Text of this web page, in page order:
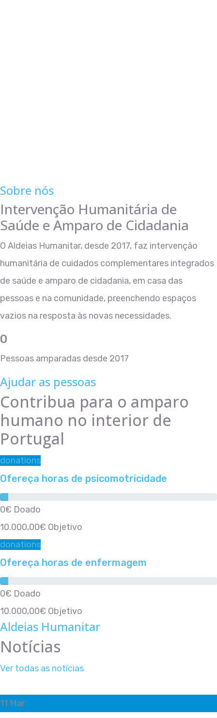
Sobre nós
Intervenção Humanitária de
Saúde e Amparo de Cidadania
O Aldeias Humanitar, desde 2017, faz intervenção
humanitária de cuidados complementares integrados
de saúde e amparo de cidadania, em casa das
pessoas e na comunidade, preenchendo espaços
vazios na resposta às novas necessidades.
0
Pessoas amparadas desde 2017
Ajudar as pessoas
Contribua para o amparo
humano no interior de
Portugal
donations
Ofereça horas de psicomotricidade
0%
0€ Doado
10.000,00€ Objetivo
donations
Ofereça horas de enfermagem
0%
0€ Doado
10.000,00€ Objetivo
Aldeias Humanitar
Notícias
Ver todas as notícias
11 Mar